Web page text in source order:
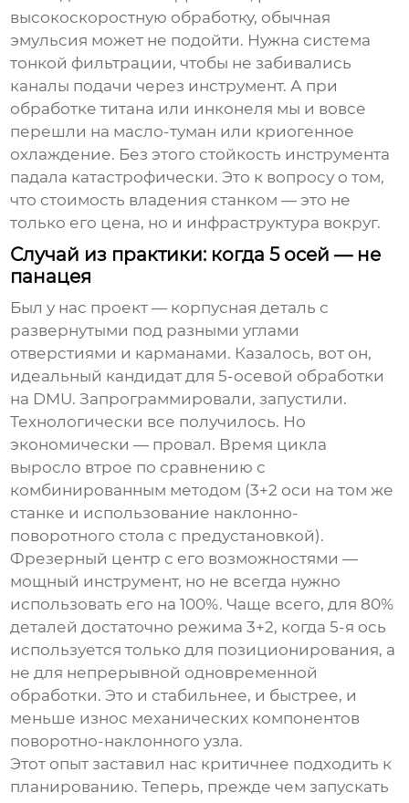
высокоскоростную обработку, обычная
эмульсия может не подойти. Нужна система
тонкой фильтрации, чтобы не забивались
каналы подачи через инструмент. А при
обработке титана или инконеля мы и вовсе
перешли на масло-туман или криогенное
охлаждение. Без этого стойкость инструмента
падала катастрофически. Это к вопросу о том,
что стоимость владения станком — это не
только его цена, но и инфраструктура вокруг.
Случай из практики: когда 5 осей — не
панацея
Был у нас проект — корпусная деталь с
развернутыми под разными углами
отверстиями и карманами. Казалось, вот он,
идеальный кандидат для 5-осевой обработки
на DMU. Запрограммировали, запустили.
Технологически все получилось. Но
экономически — провал. Время цикла
выросло втрое по сравнению с
комбинированным методом (3+2 оси на том же
станке и использование наклонно-
поворотного стола с предустановкой).
Фрезерный центр с его возможностями —
мощный инструмент, но не всегда нужно
использовать его на 100%. Чаще всего, для 80%
деталей достаточно режима 3+2, когда 5-я ось
используется только для позиционирования, а
не для непрерывной одновременной
обработки. Это и стабильнее, и быстрее, и
меньше износ механических компонентов
поворотно-наклонного узла.
Этот опыт заставил нас критичнее подходить к
планированию. Теперь, прежде чем запускать